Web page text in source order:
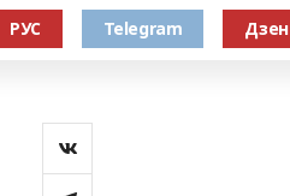
РУС Telegram Дзен